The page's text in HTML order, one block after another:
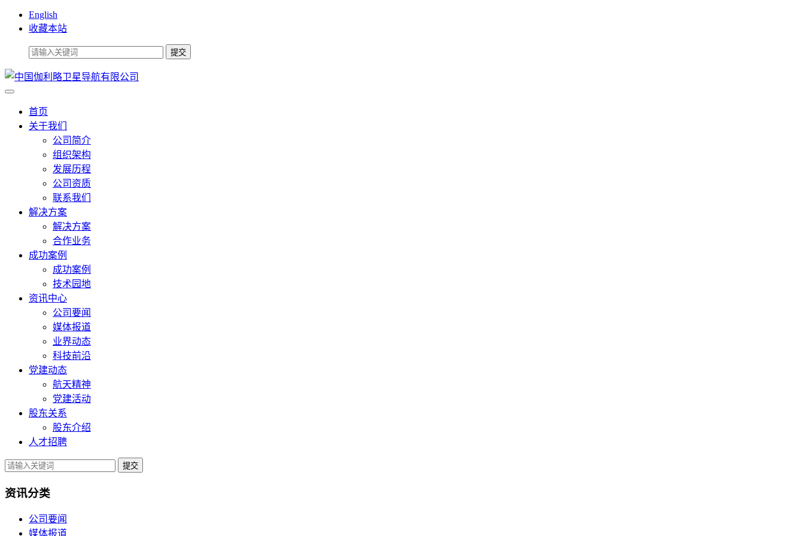
English
收藏本站
首页
关于我们
公司简介
组织架构
发展历程
公司资质
联系我们
解决方案
解决方案
合作业务
成功案例
成功案例
技术园地
资讯中心
公司要闻
媒体报道
业界动态
科技前沿
党建动态
航天精神
党建活动
股东关系
股东介绍
人才招聘
提交
资讯分类
公司要闻
媒体报道